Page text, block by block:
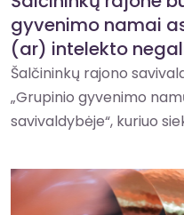
gyvenimo namai
(ar) intelekto
Šalčininkų rajono
„Grupinio gyvenimo
savivaldybėje“, kuriuo